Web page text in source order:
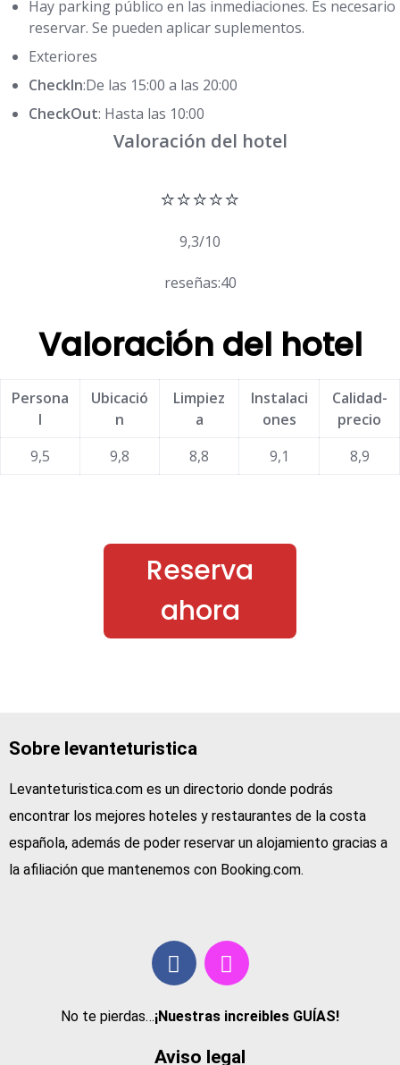
Hay parking público en las inmediaciones. Es necesario
reservar. Se pueden aplicar suplementos.
Exteriores
CheckIn:De las 15:00 a las 20:00
CheckOut: Hasta las 10:00
Valoración del hotel
⭐⭐⭐⭐⭐
9,3/10
reseñas:40
Valoración del hotel
Persona
l
Ubicació
n
Limpiez
a
Instalaci
ones
Calidad-
precio
9,5
9,8 8,8 9,1 8,9
Reserva
ahora
Sobre levanteturistica
Levanteturistica.com es un directorio donde podrás
encontrar los mejores hoteles y restaurantes de la costa
española, además de poder reservar un alojamiento gracias a
la afiliación que mantenemos con Booking.com.
No te pierdas…¡Nuestras increibles GUÍAS!
Aviso legal